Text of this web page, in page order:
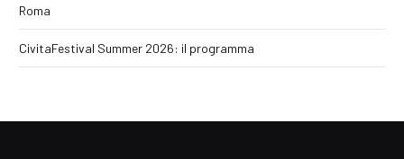
Roma
CivitaFestival Summer 2026: il programma